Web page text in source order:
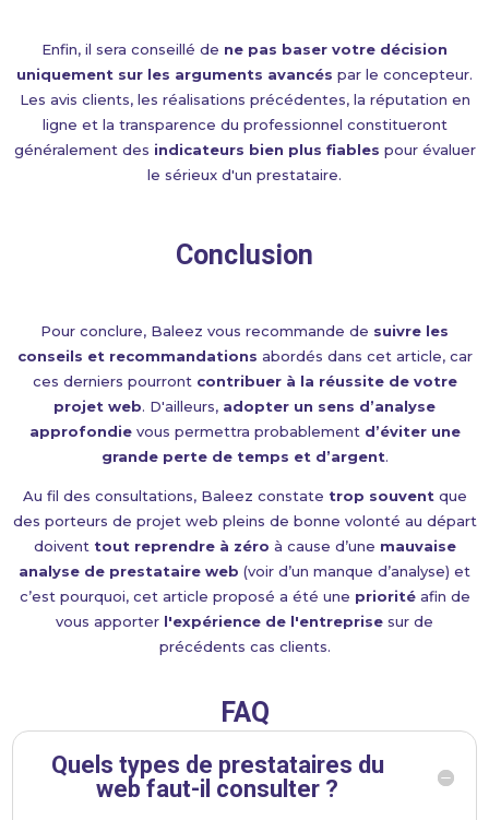
Enfin, il sera conseillé de ne pas baser votre décision
uniquement sur les arguments avancés par le concepteur.
Les avis clients, les réalisations précédentes, la réputation en
ligne et la transparence du professionnel constitueront
généralement des indicateurs bien plus fiables pour évaluer
le sérieux d'un prestataire.
Conclusion
Pour conclure, Baleez vous recommande de suivre les
conseils et recommandations abordés dans cet article, car
ces derniers pourront contribuer à la réussite de votre
projet web. D'ailleurs, adopter un sens d’analyse
approfondievous permettra probablement d’éviter une
grande perte de temps et d’argent.
Au fil des consultations, Baleez constate trop souvent que
des porteurs de projet web pleins de bonne volonté au départ
doivent tout reprendre à zéro à cause d’une mauvaise
analyse de prestataire web (voir d’un manque d’analyse) et
c’est pourquoi, cet article proposé a été une prioritéafin de
vous apporter l'expérience de l'entreprise sur de
précédents cas clients.
FAQ
Quels types de prestataires du
web faut-il consulter ?